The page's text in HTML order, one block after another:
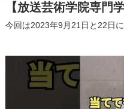
【放送芸術学院専門
今回は2023年9⽉21⽇と22⽇